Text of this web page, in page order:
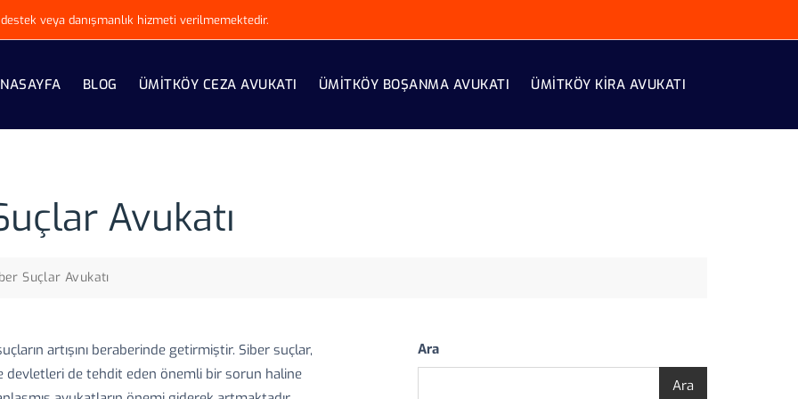
veya danışmanlık hizmeti verilmemektedir.
BLOG ÜMITKÖY CEZA AVUKATI ÜMITKÖY BOŞANMA AVUKATI ÜMITKÖY KIRA AVUKATI
Avukatı
Suçlar Avukatı
artışını beraberinde getirmiştir. Siber suçlar,
devletleri de tehdit eden önemli bir sorun haline
Ara
Ara